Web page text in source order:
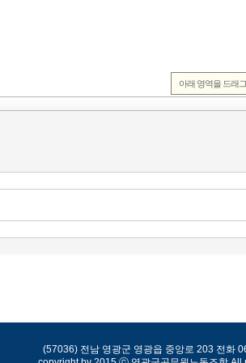
(57036)전남 영광군 영광읍 중앙로 203 전화